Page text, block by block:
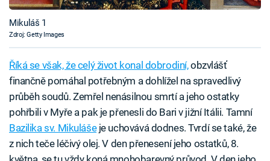
Mikuláš 1
Zdroj: Getty Images
Říká se však, že celý život konal dobrodiní,obzvlášť
finančně pomáhal potřebným a dohlížel na spravedlivý
průběh soudů. Zemřel nenásilnou smrtí a jeho ostatky
pohřbili v Myře a pak je přenesli do Bari v jižní Itálii. Tamní
Bazilika sv. Mikulášeje uchovává dodnes. Tvrdí se také, že
z nich teče léčivý olej. V den přenesení jeho ostatků, 8.